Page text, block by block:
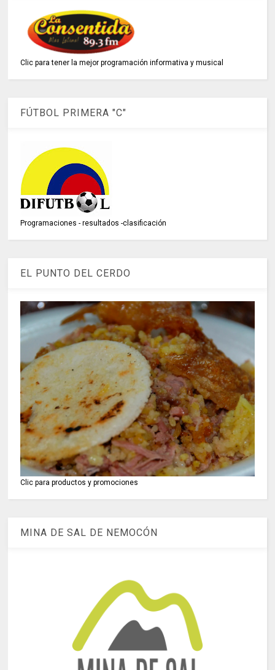
Clic para tener la mejor programación informativa y musical
FÚTBOL PRIMERA "C"
Programaciones - resultados -clasificación
EL PUNTO DEL CERDO
Clic para productos y promociones
MINA DE SAL DE NEMOCÓN